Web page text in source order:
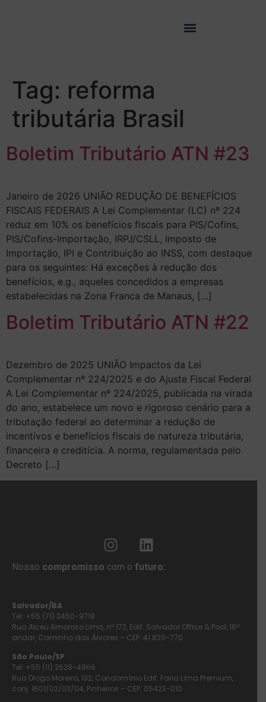
Tag: reforma
tributária Brasil
Boletim Tributário ATN #23
Janeiro de 2026 UNIÃO REDUÇÃO DE BENEFÍCIOS
FISCAIS FEDERAIS A Lei Complementar (LC) nº 224
reduz em 10% os benefícios fiscais para PIS/Cofins,
PIS/Cofins-Importação, IRPJ/CSLL, Imposto de
Importação, IPI e Contribuição ao INSS, com destaque
para os seguintes: Há exceções à redução dos
benefícios, e.g., aqueles concedidos a empresas
estabelecidas na Zona Franca de Manaus, […]
Boletim Tributário ATN #22
Dezembro de 2025 UNIÃO Impactos da Lei
Complementar nº 224/2025 e do Ajuste Fiscal Federal
A Lei Complementar nº 224/2025, publicada na virada
do ano, estabelece um novo e rigoroso cenário para a
tributação federal ao determinar a redução de
incentivos e benefícios fiscais de natureza tributária,
financeira e creditícia. A norma, regulamentada pelo
Decreto […]
Nosso compromisso com o futuro:
Salvador/BA
Tel: +55 (71) 3450-9718
Rua Alceu Amoroso Lima, nº 172, Edif. Salvador Office & Pool, 16º
andar, Caminho das Árvores – CEP: 41.820-770
São Paulo/SP
Tel: +55 (11) 2628-4966
Rua Diogo Moreira, 132, Condomínio Edif. Faria Lima Premium,
conj. 1601/02/03/04, Pinheiros – CEP: 05423-010